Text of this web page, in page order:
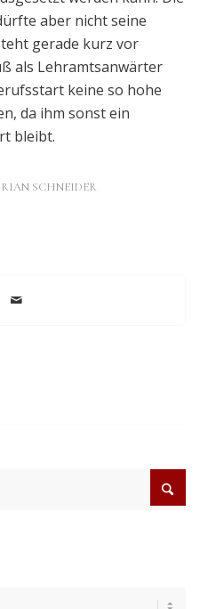
aber nicht seine
gerade kurz vor
als Lehramtsanwärter
keine so hohe
da ihm sonst ein
bleibt.
SCHNEIDER